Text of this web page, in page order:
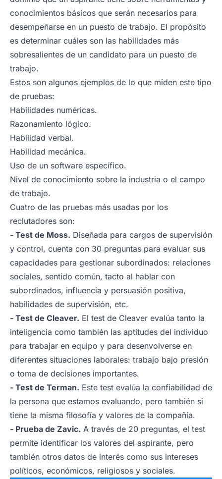
conocimientos básicos que serán necesarios para
desempeñarse en un puesto de trabajo. El propósito
es determinar cuáles son las habilidades más
sobresalientes de un candidato para un puesto de
trabajo.
Estos son algunos ejemplos de lo que miden este tipo
de pruebas:
Habilidades numéricas.
Razonamiento lógico.
Habilidad verbal.
Habilidad mecánica.
Uso de un software específico.
Nivel de conocimiento sobre la industria o el campo
de trabajo.
Cuatro de las pruebas más usadas por los
reclutadores son:
- Test de Moss. Diseñada para cargos de supervisión
y control, cuenta con 30 preguntas para evaluar sus
capacidades para gestionar subordinados: relaciones
sociales, sentido común, tacto al hablar con
subordinados, influencia y persuasión positiva,
habilidades de supervisión, etc.
- Test de Cleaver. El test de Cleaver evalúa tanto la
inteligencia como también las aptitudes del individuo
para trabajar en equipo y para desenvolverse en
diferentes situaciones laborales: trabajo bajo presión
o toma de decisiones importantes.
- Test de Terman. Este test evalúa la confiabilidad de
la persona que estamos evaluando, pero también si
tiene la misma filosofía y valores de la compañía.
- Prueba de Zavic. A través de 20 preguntas, el test
permite identificar los valores del aspirante, pero
también otros datos de interés como sus intereses
políticos, económicos, religiosos y sociales.